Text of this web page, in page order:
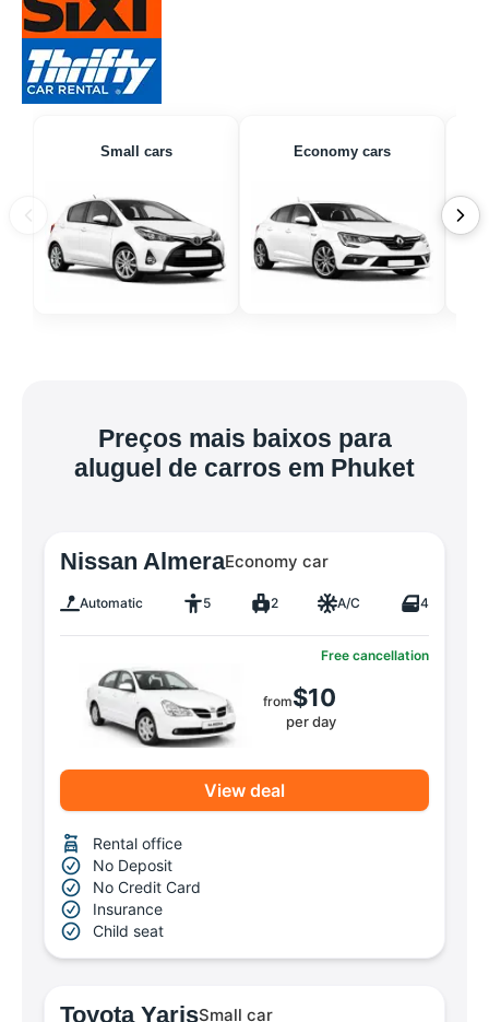
Small cars Economy cars
Preços mais baixos para
aluguel de carros em Phuket
Nissan AlmeraEconomy car
Automatic 5 2 A/C 4
Free cancellation
from$10
per day
View deal
Rental office
No Deposit
No Credit Card
Insurance
Child seat
Toyota YarisSmall car